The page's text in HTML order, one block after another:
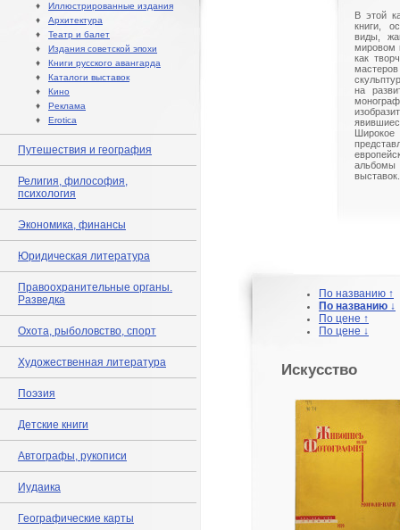
♦ Иллюстрированные издания
♦ Архитектура
♦ Театр и балет
♦ Издания советской эпохи
♦ Книги русского авангарда
♦ Каталоги выставок
♦ Кино
♦ Реклама
♦ Erotica
Путешествия и география
Религия, философия,
психология
Экономика, финансы
Юридическая литература
Правоохранительные органы.
Разведка
Охота, рыболовство, спорт
Художественная литература
Поэзия
Детские книги
Автографы, рукописи
Иудаика
Географические карты
В этой
книги,
виды,
мировом
как
на
выставок.
По названию ↑
По названию ↓
По цене ↑
По цене ↓
Искусство